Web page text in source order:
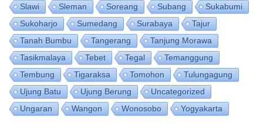
Slawi
Sleman Soreang Subang
Sukabumi
Sukoharjo
Sumedang Surabaya
Tajur
Tanah Bumbu
Tangerang
Tanjung Morawa
Tasikmalaya
Tebet Tegal
Temanggung
Tembung
Tigaraksa Tomohon
Tulungagung
Ujung Batu
Ujung Berung
Uncategorized
Ungaran
Wangon Wonosobo Yogyakarta